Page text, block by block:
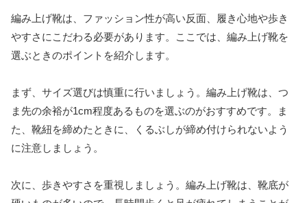
編み上げ靴は、ファッション性が高い反面、履き心地や歩き
やすさにこだわる必要があります。ここでは、編み上げ靴を
選ぶときのポイントを紹介します。
まず、サイズ選びは慎重に行いましょう。編み上げ靴は、つ
ま先の余裕が1cm程度あるものを選ぶのがおすすめです。ま
た、靴紐を締めたときに、くるぶしが締め付けられないよう
に注意しましょう。
次に、歩きやすさを重視しましょう。編み上げ靴は、靴底が